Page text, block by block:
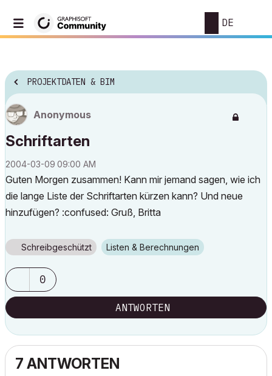
DE
PROJEKTDATEN & BIM
Anonymous
Schriftarten
‎2004-03-09 09:00 AM
Guten Morgen zusammen! Kann mir jemand sagen, wie ich
die lange Liste der Schriftarten kürzen kann? Und neue
hinzufügen? :confused: Gruß, Britta
Schreibgeschützt Listen & Berechnungen
0
ANTWORTEN
7 ANTWORTEN